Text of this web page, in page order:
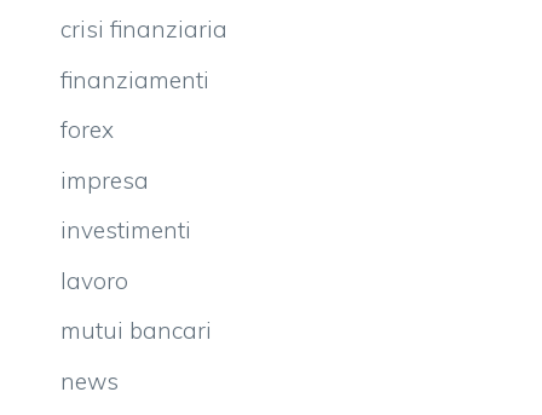
crisi finanziaria
finanziamenti
forex
impresa
investimenti
lavoro
mutui bancari
news